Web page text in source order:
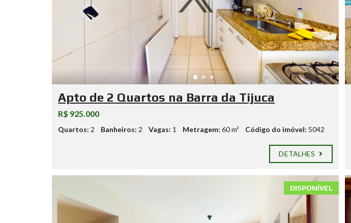
Apto de 2 Quartos na Barra da Tijuca
R$ 925.000
Quartos: 2 Banheiros: 2 Vagas: 1 Metragem: 60 m² Código do imóvel: 5042
DETALHES
DISPONÍVEL